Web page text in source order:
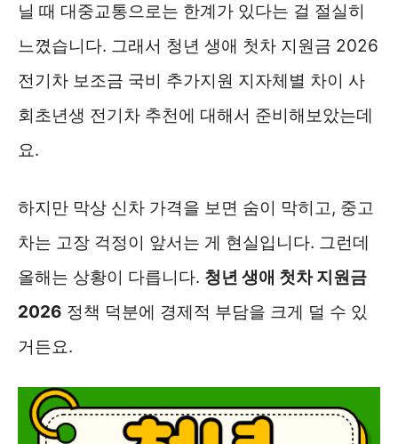
닐 때 대중교통으로는 한계가 있다는 걸 절실히
느꼈습니다. 그래서 청년 생애 첫차 지원금 2026
전기차 보조금 국비 추가지원 지자체별 차이 사
회초년생 전기차 추천에 대해서 준비해보았는데
요.
하지만 막상 신차 가격을 보면 숨이 막히고, 중고
차는 고장 걱정이 앞서는 게 현실입니다. 그런데
올해는 상황이 다릅니다. 청년 생애 첫차 지원금
2026 정책 덕분에 경제적 부담을 크게 덜 수 있
거든요.